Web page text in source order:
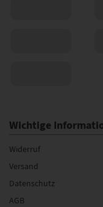
Wichtige
Widerruf
Versand
Datenschutz
AGB